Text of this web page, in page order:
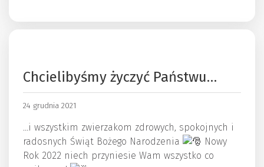
Chcielibyśmy życzyć Państwu…
24 grudnia 2021
…i wszystkim zwierzakom zdrowych, spokojnych i
radosnych Świąt Bożego Narodzenia
Nowy
Rok 2022 niech przyniesie Wam wszystko co